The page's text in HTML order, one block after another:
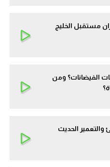
مستقبل الخليج
الفيضانات؟ ومن
والتعمير الحديث